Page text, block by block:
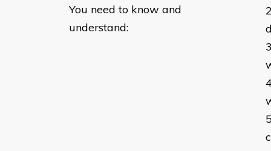
You need to know and
understand: